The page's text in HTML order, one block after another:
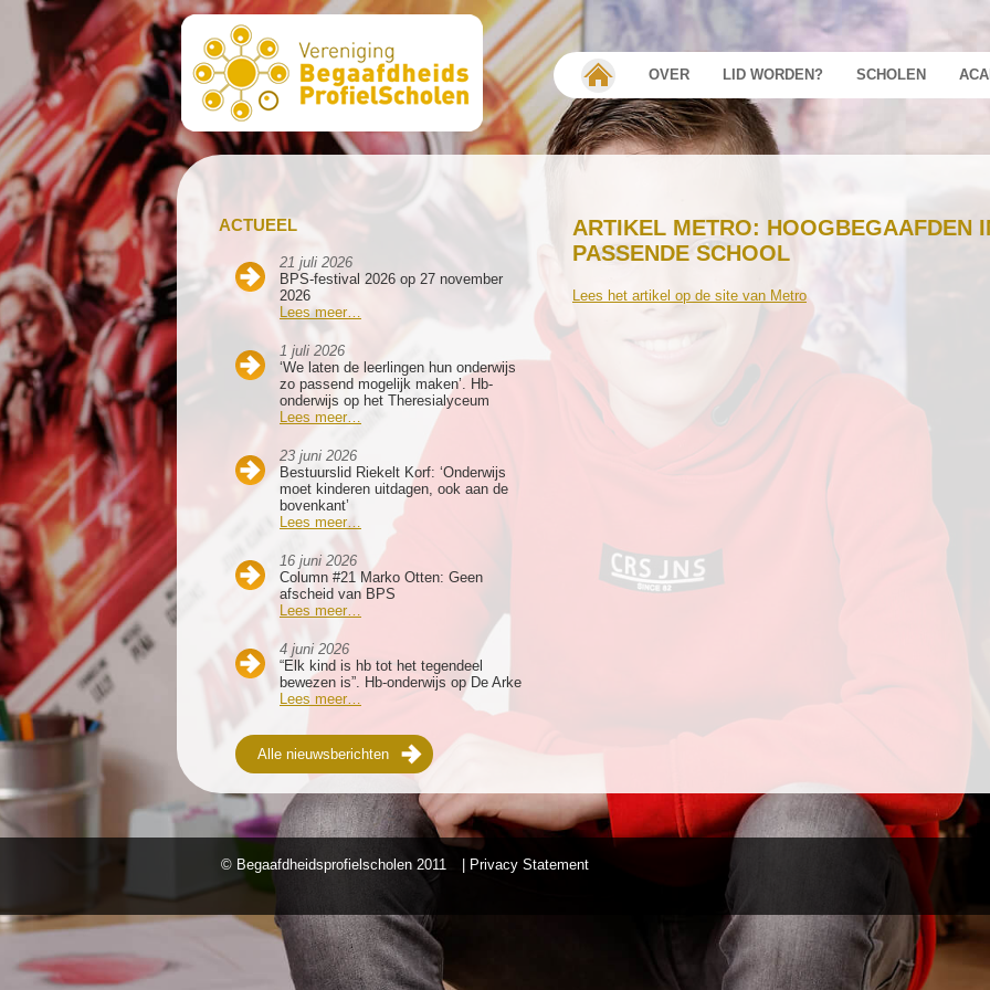
OVER LID WORDEN? SCHOLEN
ACTUEEL
21 juli 2026
BPS-festival 2026 op 27 november
2026
Lees meer…
1 juli 2026
‘We laten de leerlingen hun onderwijs
zo passend mogelijk maken’. Hb-
onderwijs op het Theresialyceum
Lees meer…
23 juni 2026
Bestuurslid Riekelt Korf: ‘Onderwijs
moet kinderen uitdagen, ook aan de
bovenkant’
Lees meer…
16 juni 2026
Column #21 Marko Otten: Geen
afscheid van BPS
Lees meer…
4 juni 2026
“Elk kind is hb tot het tegendeel
bewezen is”. Hb-onderwijs op De Arke
Lees meer…
Alle nieuwsberichten
ARTIKEL METRO: HOOGBEGAAFDEN
PASSENDE SCHOOL
Lees het artikel op de site van Metro
© Begaafdheidsprofielscholen 2011 | Privacy Statement